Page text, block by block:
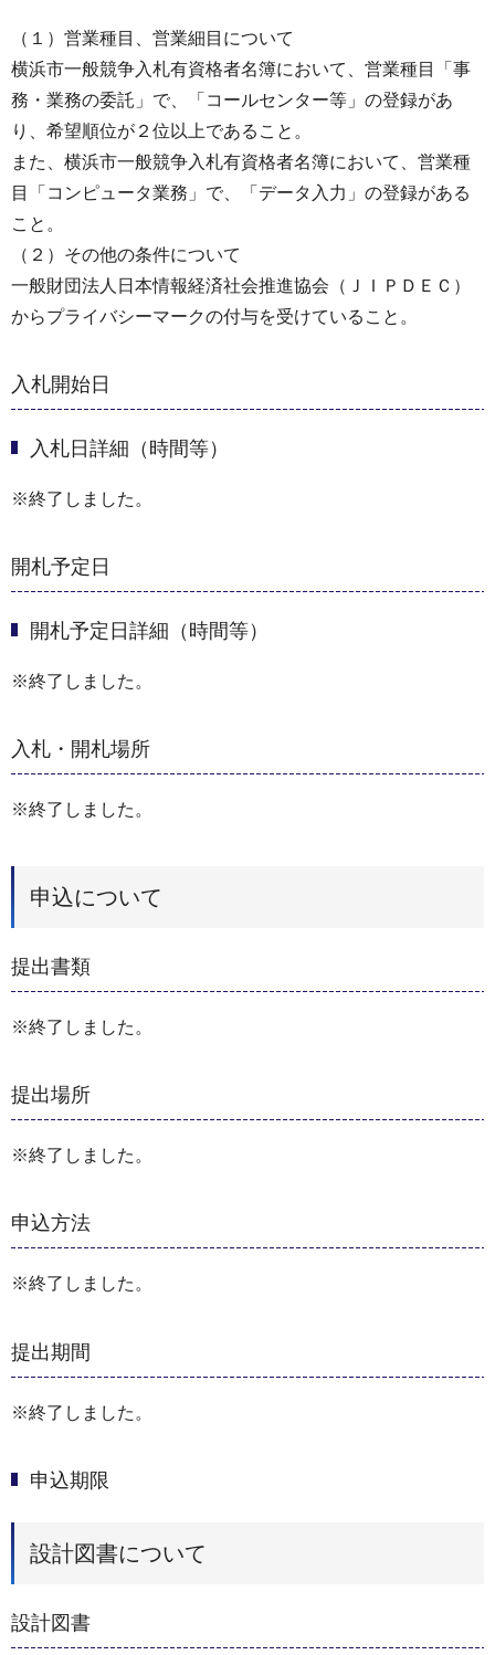
（１）営業種目、営業細目について
横浜市一般競争入札有資格者名簿において、営業種目「事
務・業務の委託」で、「コールセンター等」の登録があ
り、希望順位が２位以上であること。
また、横浜市一般競争入札有資格者名簿において、営業種
目「コンピュータ業務」で、「データ入力」の登録がある
こと。
（２）その他の条件について
一般財団法人日本情報経済社会推進協会（ＪＩＰＤＥＣ）
からプライバシーマークの付与を受けていること。
入札開始日
入札日詳細（時間等）
※終了しました。
開札予定日
開札予定日詳細（時間等）
※終了しました。
入札・開札場所
※終了しました。
申込について
提出書類
※終了しました。
提出場所
※終了しました。
申込方法
※終了しました。
提出期間
※終了しました。
申込期限
設計図書について
設計図書